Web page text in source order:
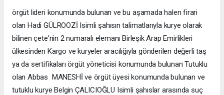
örgüt lideri konumunda bulunan ve bu aşamada halen firari
olan Hadi GÜLROOZİ Isimli şahısın talimatlarıyla kurye olarak
bilinen çete'nin 2 numaralı elemanı Birleşik Arap Emirlikleri
ülkesinden Kargo ve kuryeler aracılığıyla gönderilen değerli taş
ya da sertifikaları örgüt yöneticisi konumunda bulunan Tutuklu
olan Abbas MANESHİ ve örgüt üyesi konumunda bulunan ve
tutuklu kurye Belgin ÇALICIOĞLU Isimli şahıslar arasında suç